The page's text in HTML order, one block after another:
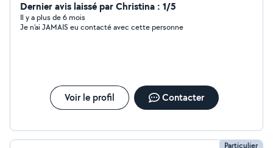
produit Je rentre mes services en déménagement aussi
et plans petits boulot
Dernier avis laissé par Christina : 1/5
Il y a plus de 6 mois
Je n’ai JAMAIS eu contacté avec cette personne
Voir le profil Contacter
Particulier